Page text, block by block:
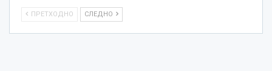
ПРЕТХОДНО СЛЕДНО